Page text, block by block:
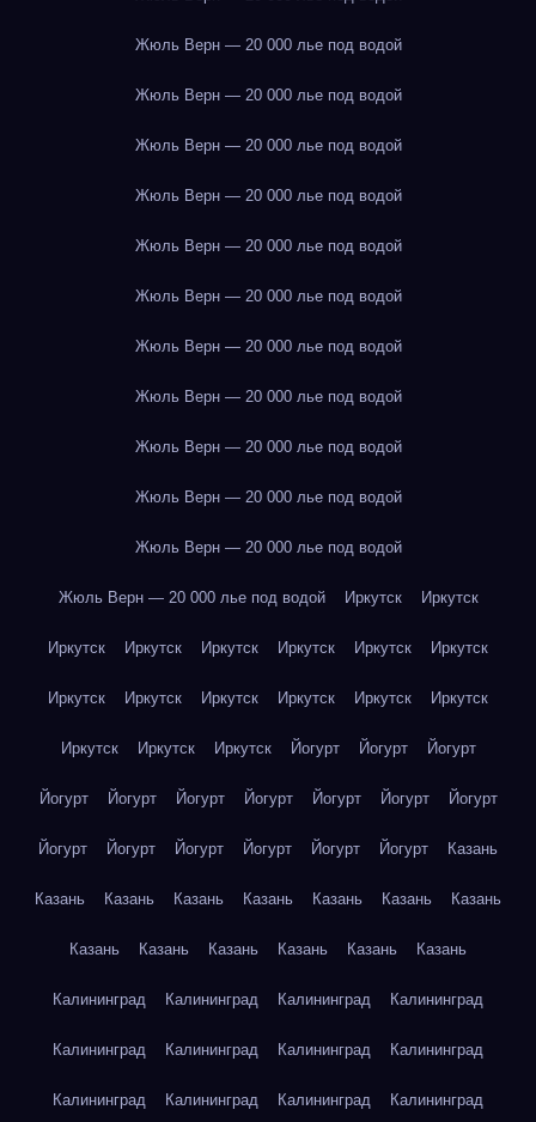
Жюль Верн — 20 000 лье под водой
Жюль Верн — 20 000 лье под водой
Жюль Верн — 20 000 лье под водой
Жюль Верн — 20 000 лье под водой
Жюль Верн — 20 000 лье под водой
Жюль Верн — 20 000 лье под водой
Жюль Верн — 20 000 лье под водой
Жюль Верн — 20 000 лье под водой
Жюль Верн — 20 000 лье под водой
Жюль Верн — 20 000 лье под водой
Жюль Верн — 20 000 лье под водой
Жюль Верн — 20 000 лье под водой Иркутск Иркутск
Иркутск Иркутск Иркутск Иркутск Иркутск Иркутск
Иркутск Иркутск Иркутск Иркутск Иркутск Иркутск
Иркутск Иркутск Иркутск Йогурт Йогурт Йогурт
Йогурт Йогурт Йогурт Йогурт Йогурт Йогурт Йогурт
Йогурт Йогурт Йогурт Йогурт Йогурт Йогурт Казань
Казань Казань Казань Казань Казань Казань Казань
Казань Казань Казань Казань Казань Казань
Калининград Калининград Калининград Калининград
Калининград Калининград Калининград Калининград
Калининград Калининград Калининград Калининград